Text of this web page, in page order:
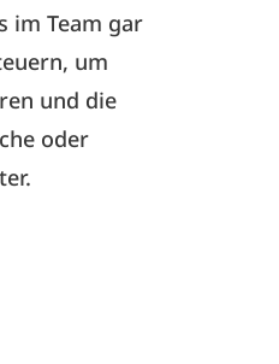
im Team gar
um
und die
oder